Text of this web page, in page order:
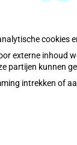
inhoud
die nodig
Cookie-
cookies
externe inhoud
partijen kunnen
intrekken of